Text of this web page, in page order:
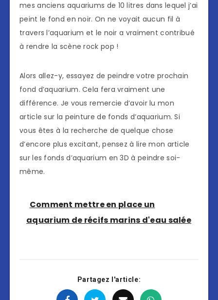
mes anciens aquariums de 10 litres dans lequel j’ai
peint le fond en noir. On ne voyait aucun fil à
travers l’aquarium et le noir a vraiment contribué
à rendre la scène rock pop !
Alors allez-y, essayez de peindre votre prochain
fond d’aquarium. Cela fera vraiment une
différence. Je vous remercie d’avoir lu mon
article sur la peinture de fonds d’aquarium. Si
vous êtes à la recherche de quelque chose
d’encore plus excitant, pensez à lire mon article
sur les fonds d’aquarium en 3D à peindre soi-
même.
Comment mettre en place un
aquarium de récifs marins d'eau salée
Partagez l'article: